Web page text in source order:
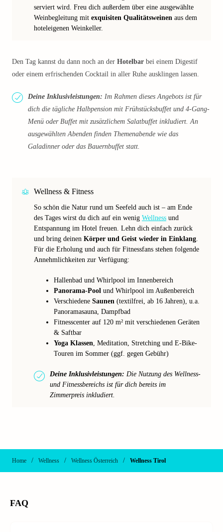
serviert wird. Freu dich außerdem über eine ausgewählte
Weinbegleitung mit exquisiten Qualitätsweinen aus dem
hoteleigenen Weinkeller.
Den Tag kannst du dann noch an der Hotelbar bei einem Digestif
oder einem erfrischenden Cocktail in aller Ruhe ausklingen lassen.
Deine Inklusivleistungen: Im Rahmen dieses Angebots ist für
dich die tägliche Halbpension mit Frühstücksbuffet und 4-Gang-
Menü oder Buffet mit zusätzlichem Salatbuffet inkludiert. An
ausgewählten Abenden finden Themenabende wie das
Galadinner oder das Bauernbuffet statt.
Wellness & Fitness
So schön die Natur rund um Seefeld auch ist – am Ende
des Tages wirst du dich auf ein wenig Wellness und
Entspannung im Hotel freuen. Lehn dich einfach zurück
und bring deinen Körper und Geist wieder in Einklang.
Für die Erholung und auch für Fitnessfans stehen folgende
Annehmlichkeiten zur Verfügung:
Hallenbad und Whirlpool im Innenbereich
Panorama-Pool und Whirlpool im Außenbereich
Verschiedene Saunen (textilfrei, ab 16 Jahren), u.a.
Panoramasauna, Dampfbad
Fitnesscenter auf 120 m² mit verschiedenen Geräten
& Saftbar
Yoga Klassen, Meditation, Stretching und E-Bike-
Touren im Sommer (ggf. gegen Gebühr)
Deine Inklusivleistungen: Die Nutzung des Wellness-
und Fitnessbereichs ist für dich bereits im
Zimmerpreis inkludiert.
Home / Wellness / Wellness Österreich / Wellness Tirol
FAQ